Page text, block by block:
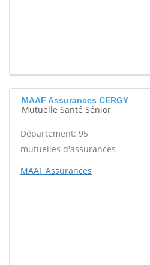
MAAF Assurances CERGY
Mutuelle Santé Sénior
Département: 95
mutuelles d'assurances
MAAF Assurances